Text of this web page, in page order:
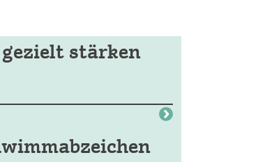
stärken